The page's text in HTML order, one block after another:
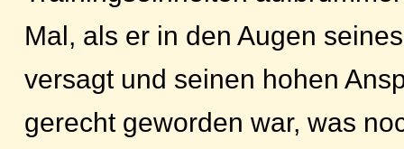
Mal, als er in den Augen
versagt und seinen hohen
gerecht geworden war, was